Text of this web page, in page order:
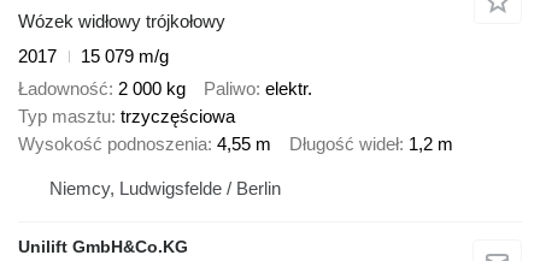
Wózek widłowy trójkołowy
2017
15 079 m/g
Ładowność 2 000 kg Paliwo elektr.
Typ masztu trzyczęściowa
Wysokość podnoszenia 4,55 m Długość wideł 1,2 m
Niemcy, Ludwigsfelde / Berlin
Unilift GmbH&Co.KG